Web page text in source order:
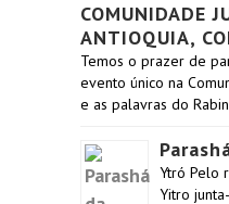
COMUNIDADE
ANTIOQUIA,
Temos o prazer de
evento único na
e as palavras do
Ytró Pelo
Yitro